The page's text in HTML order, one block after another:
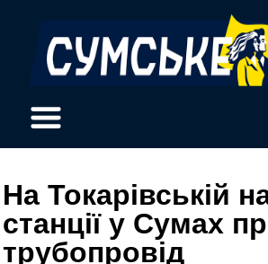
На Токарівській
станції у Сумах
трубопровід